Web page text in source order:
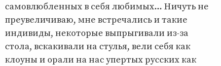
самовлюбленных в себя любимых… Ничуть не
преувеличиваю, мне встречались и такие
индивиды, некоторые выпрыгивали из-за
стола, вскакивали на стулья, вели себя как
клоуны и орали на нас упертых русских как